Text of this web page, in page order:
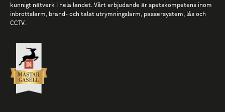
kunnigt nätverk i hela landet. Vårt erbjudande är spetskompetens inom
inbrottslarm, brand- och talat utrymningslarm, passersystem, lås och
CCTV.